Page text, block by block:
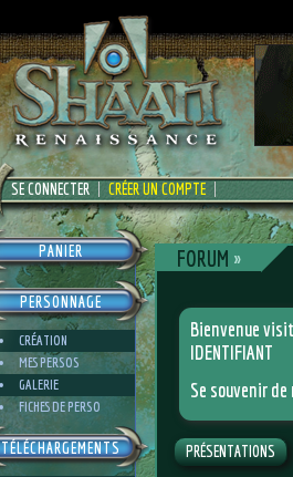
SE CONNECTER CRÉER UN COMPTE
PANIER
PERSONNAGE
CRÉATION
MES PERSOS
GALERIE
FICHES DE PERSO
TÉLÉCHARGEMENTS
FORUM »
Bienvenue
IDENTIFIANT
Se souvenir de
PRÉSENTATIONS